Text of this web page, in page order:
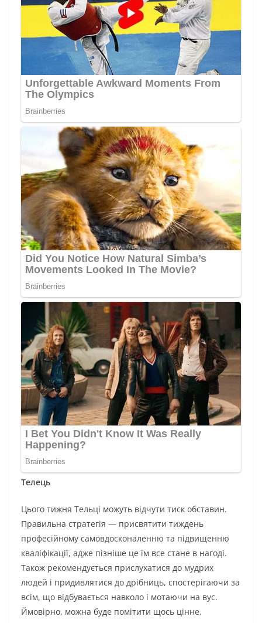
Телець
Цього тижня Тельці можуть відчути тиск обставин.
Правильна стратегія — присвятити тиждень
професійному самовдосконаленню та підвищенню
кваліфікації, адже пізніше це їм все стане в нагоді.
Також рекомендується прислухатися до мудрих
людей і придивлятися до дрібниць, спостерігаючи за
всім, що відбувається навколо і мотаючи на вус.
Ймовірно, можна буде помітити щось цінне.